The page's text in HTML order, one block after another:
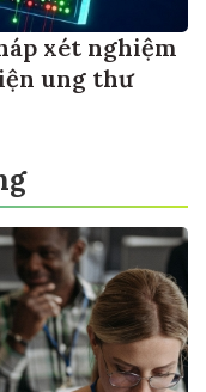
xét nghiệm
ung thư